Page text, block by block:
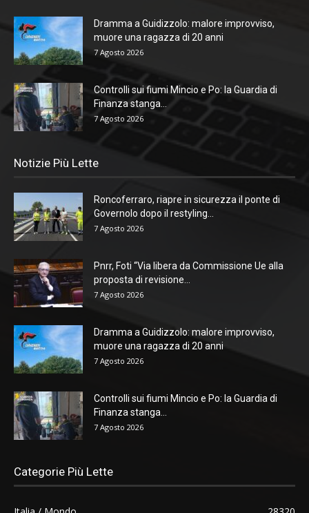
Dramma a Guidizzolo: malore improvviso,
muore una ragazza di 20 anni
7 Agosto 2026
Controlli sui fiumi Mincio e Po: la Guardia di
Finanza stanga...
7 Agosto 2026
Notizie Più Lette
Roncoferraro, riapre in sicurezza il ponte di
Governolo dopo il restyling...
7 Agosto 2026
Pnrr, Foti “Via libera da Commissione Ue alla
proposta di revisione...
7 Agosto 2026
Dramma a Guidizzolo: malore improvviso,
muore una ragazza di 20 anni
7 Agosto 2026
Controlli sui fiumi Mincio e Po: la Guardia di
Finanza stanga...
7 Agosto 2026
Categorie Più Lette